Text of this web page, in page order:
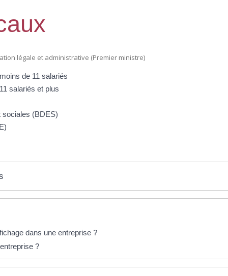
légale et administrative (Premier ministre)
de 11 salariés
salariés et plus
sociales (BDES)
dans une entreprise ?
?